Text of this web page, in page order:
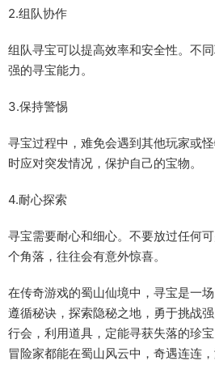
2.组队协作
组队寻宝可以提高效率和安全性。不
强的寻宝能力。
3.保持警惕
寻宝过程中，难免会遇到其他玩家或
时应对突发情况，保护自己的宝物。
4.耐心探索
寻宝需要耐心和细心。不要放过任何
个角落，往往会有意外惊喜。
在传奇游戏的蜀山仙境中，寻宝是一
遵循秘诀，探索隐秘之地，勇于挑战
行会，利用道具，定能寻获失落的珍
冒险家都能在蜀山风云中，奇遇连连，